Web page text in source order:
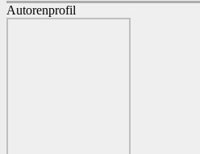
Autorenprofil